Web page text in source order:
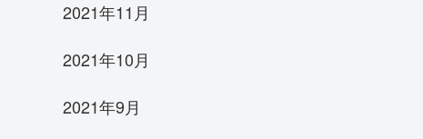
2021年11月
2021年10月
2021年9月